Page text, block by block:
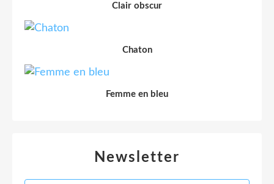
Clair obscur
Chaton
Femme en bleu
Newsletter